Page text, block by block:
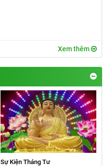
Xem thêm
Sự Kiện Tháng Tư